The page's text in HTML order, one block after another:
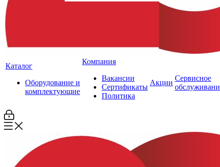
Каталог
Оборудование и
комплектующие
Компания
Вакансии
Сертификаты
Политика
Акции
Сервисное